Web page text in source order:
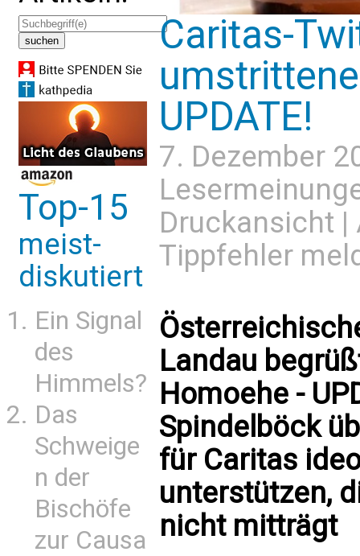
Top-15
meist-
diskutiert
Ein Signal
des
Himmels?
Das
Schweige
n der
Bischöfe
zur Causa
Caritas-
UPDATE!
7. Dezember
Druckansicht |
Tippfehler
Landau
Homoehe -
Spindelböck
für Caritas
unterstützen,
nicht mitträgt